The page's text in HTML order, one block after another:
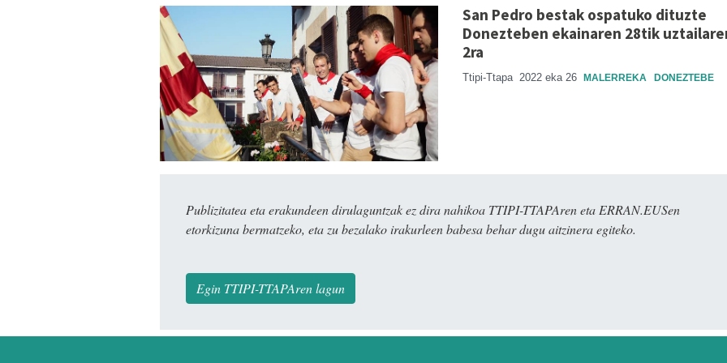
San Pedro bestak ospatuko dituzte
Donezteben ekainaren 28tik
2ra
Ttipi-Ttapa 2022 eka 26 MALERREKA DONEZTEBE
Publizitatea eta erakundeen dirulaguntzak ez dira nahikoa TTIPI-TTAPAren eta ERRAN.EUSen
etorkizuna bermatzeko, eta zu bezalako irakurleen babesa behar dugu aitzinera egiteko.
Egin TTIPI-TTAPAren lagun